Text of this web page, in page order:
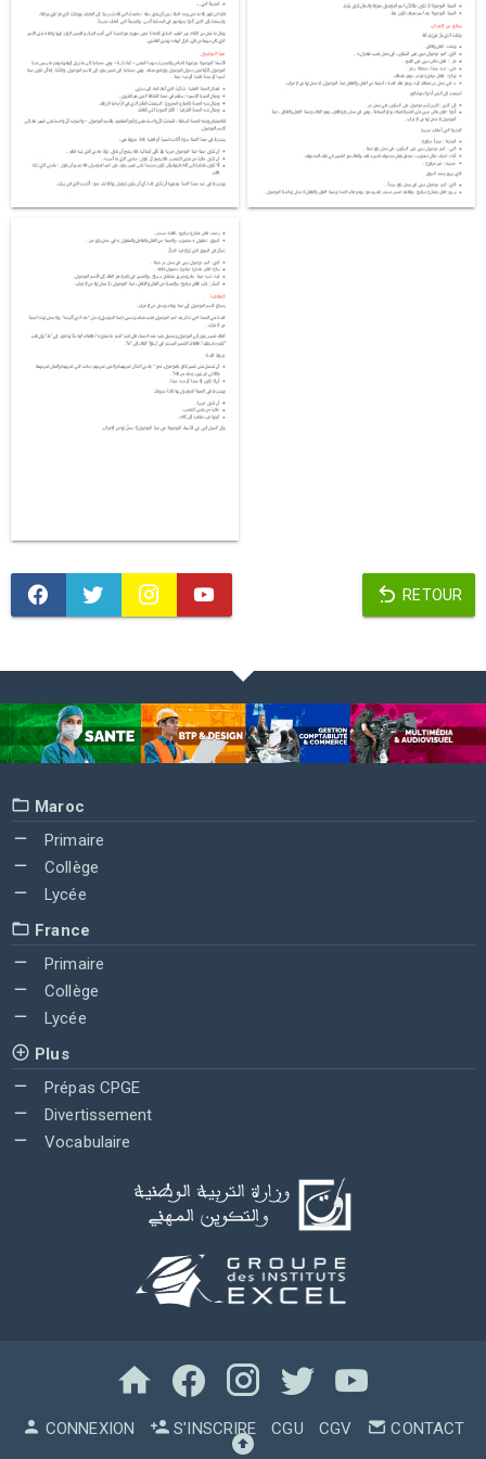
RETOUR
Maroc
Primaire
Collège
Lycée
France
Primaire
Collège
Lycée
Plus
Prépas CPGE
Divertissement
Vocabulaire
CONNEXION S'INSCRIRE CGU CGV CONTACT